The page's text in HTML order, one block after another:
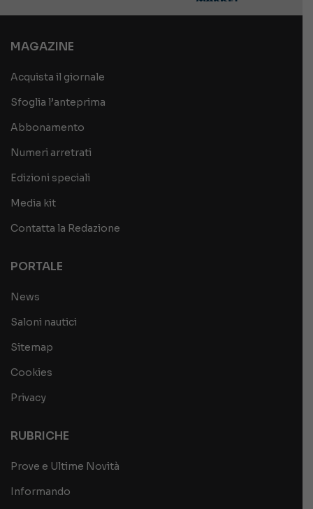
MAGAZINE
Acquista il giornale
Sfoglia l’anteprima
Abbonamento
Numeri arretrati
Edizioni speciali
Media kit
Contatta la Redazione
PORTALE
News
Saloni nautici
Sitemap
Cookies
Privacy
RUBRICHE
Prove e Ultime Novità
Informando